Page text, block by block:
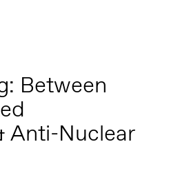
Between
Anti-Nuclear